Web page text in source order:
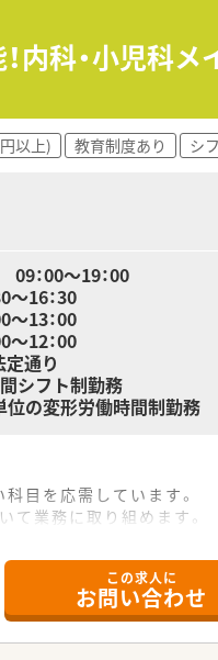
内科・小児科
以上) 教育制度あり シ
：00～19：00
16：30
13：00
12：00
定通り
シフト制勤務
の変形労働時間制勤務
目を応需しています。
業務に取り組めます。
に担当していただきます
での提示が可能です。
ションを維持できます。
この求人に
お問い合わせ